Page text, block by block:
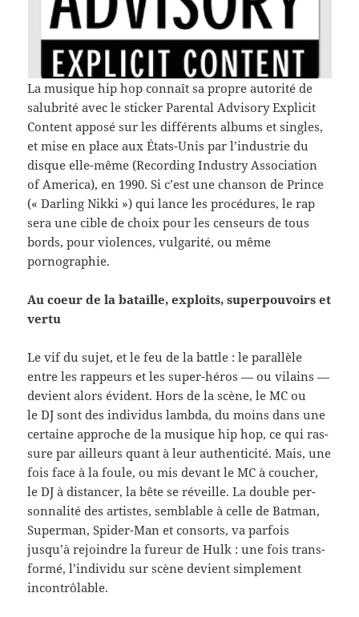
La musique hip hop con­naît sa pro­pre autorité de
salubrité avec le sticker Parental Advi­sory Explicit
Con­tent apposé sur les dif­férents albums et sin­gles,
et mise en place aux États-​Unis par l’industrie du
disque elle-​même (Record­ing Indus­try Asso­ci­a­tion
of Amer­ica), en 1990. Si c’est une chan­son de Prince
(« Dar­ling Nikki ») qui lance les procé­dures, le rap
sera une cible de choix pour les censeurs de tous
bords, pour vio­lences, vul­gar­ité, ou même
pornographie.
Au coeur de la bataille, exploits, super­pou­voirs et
vertu
Le vif du sujet, et le feu de la bat­tle : le par­al­lèle
entre les rappeurs et les super-​héros — ou vilains —
devient alors évi­dent. Hors de la scène, le MC ou
le DJ sont des indi­vidus lambda, du moins dans une
cer­taine approche de la musique hip hop, ce qui ras­
sure par ailleurs quant à leur authen­tic­ité. Mais, une
fois face à la foule, ou mis devant le MC à coucher,
le DJ à dis­tancer, la bête se réveille. La dou­ble per­
son­nal­ité des artistes, sem­blable à celle de Bat­man,
Super­man, Spider-​Man et con­sorts, va par­fois
jusqu’à rejoin­dre la fureur de Hulk : une fois trans­
formé, l’individu sur scène devient sim­ple­ment
incontrôlable.